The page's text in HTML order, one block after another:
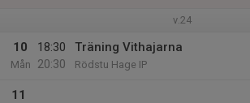
v.24
10
Mån
18:30
20:30
Träning Vithajarna
Rödstu Hage IP
11